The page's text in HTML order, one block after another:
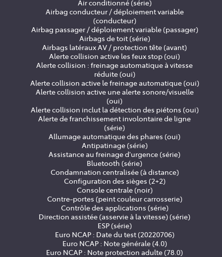
Air conditionné (série)
Airbag conducteur / déploiement variable
(conducteur)
Airbag passager / déploiement variable (passager)
Airbags de toit (série)
Airbags latéraux AV / protection tête (avant)
Alerte collision active les feux stop (oui)
Alerte collision : freinage automatique à vitesse
réduite (oui)
Alerte collision active le freinage automatique (oui)
Alerte collision active une alerte sonore/visuelle
(oui)
Alerte collision inclut la détection des piétons (oui)
Alerte de franchissement involontaire de ligne
(série)
Allumage automatique des phares (oui)
Antipatinage (série)
Assistance au freinage d'urgence (série)
Bluetooth (série)
Condamnation centralisée (à distance)
Configuration des sièges (2+2)
Console centrale (noir)
Contre-portes (peint couleur carrosserie)
Contrôle des applications (série)
Direction assistée (asservie à la vitesse) (série)
ESP (série)
Euro NCAP : Date du test (20220706)
Euro NCAP : Note générale (4.0)
Euro NCAP : Note protection adulte (78.0)